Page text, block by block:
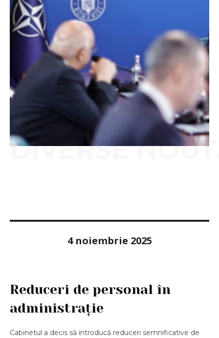
DIVERSE
4 noiembrie 2025
Reduceri de personal în
administrație
Cabinetul a decis să introducă reduceri semnificative de